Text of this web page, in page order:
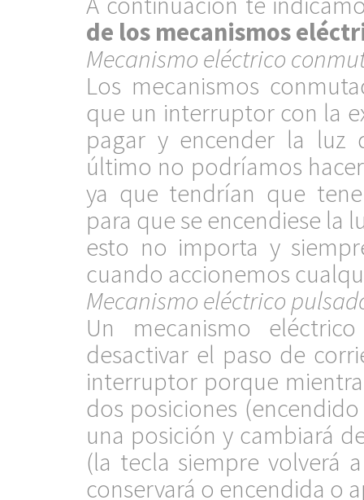
de los mecanismos
Mecanismo eléctrico
Los mecanismos
que un interruptor con la
pagar y encender la luz
último no podríamos
ya que tendrían que
para que se encendiese la
esto no importa y
cuando accionemos
Mecanismo eléctrico
Un mecanismo
desactivar el paso de
interruptor porque
dos posiciones
una posición y cambiará
(la tecla siempre volverá
conservará o encendida o